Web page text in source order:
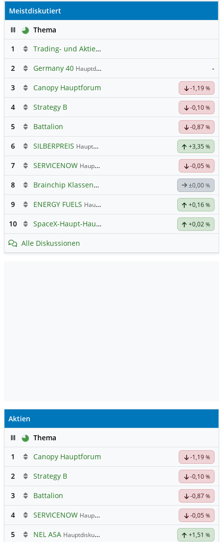
Meistdiskutiert
PauseThema
1
Trading- und Aktien-Chat
2 Germany 40 Hauptdiskussion -
3 Canopy Hauptforum -1,19 %
4 Strategy B -0,10 %
5 Battalion -0,87 %
6 SILBERPREIS Hauptdiskussion +3,35 %
7 SERVICENOW Hauptdiskussion -0,05 %
8 Brainchip Klassengruppe ±0,00 %
9 ENERGY FUELS Hauptdiskussion +0,16 %
10 SpaceX-Haupt-Hauptforum +0,02 %
Alle Diskussionen
Aktien
PauseThema
1
Canopy Hauptforum -1,19 %
2 Strategy B -0,10 %
3 Battalion -0,87 %
4 SERVICENOW Hauptdiskussion -0,05 %
5 NEL ASA Hauptdiskussion +1,51 %